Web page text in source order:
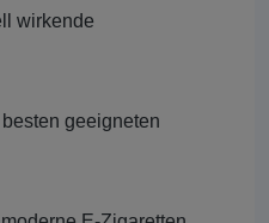
wirkende
geeigneten